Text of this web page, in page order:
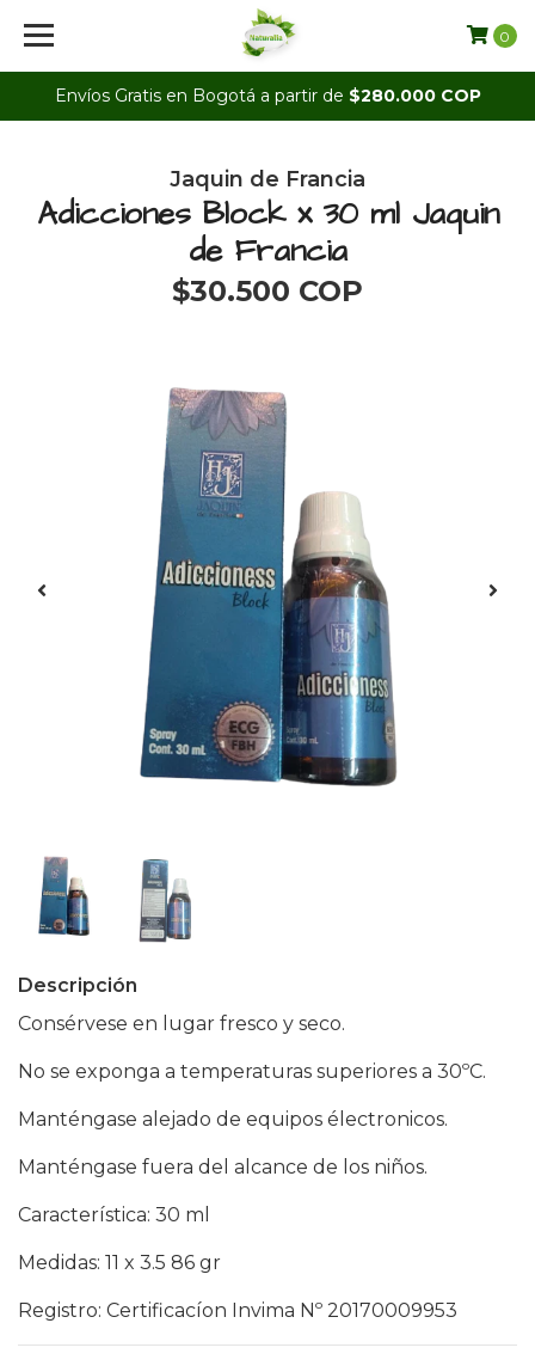
Envíos Gratis en Bogotá a partir de $280.000 COP
0
Jaquin de Francia
Adicciones Block x 30 ml Jaquin
de Francia
$30.500 COP
Descripción
Consérvese en lugar fresco y seco.
No se exponga a temperaturas superiores a 30ºC.
Manténgase alejado de equipos électronicos.
Manténgase fuera del alcance de los niños.
Característica: 30 ml
Medidas: 11 x 3.5 86 gr
Registro: Certificacíon Invima Nº 20170009953